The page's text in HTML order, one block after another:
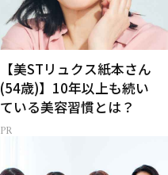
【美STリュクス紙本さん
(54歳)】10年以上も続い
ている美容習慣とは？